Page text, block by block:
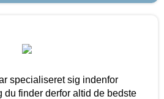
specialiseret sig indenfor
du finder derfor altid de bedste